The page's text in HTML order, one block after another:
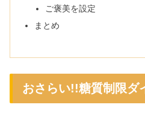
ご褒美を設定
まとめ
おさらい!!糖質制限ダ